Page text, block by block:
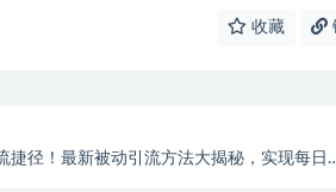
收藏
捷径！最新被动引流方法大揭秘，实现每日